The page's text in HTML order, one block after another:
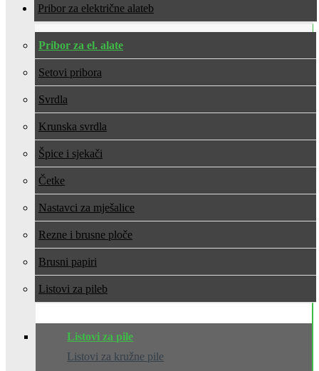
Pribor za električne alate
Pribor za el. alate
Setovi pribora
Svrdla
Krunska svrdla
Špice i sjekači
Četke
Nastavci za mješalice
Rezne i brusne ploče
Brusni papiri
Listovi za pile
Listovi za pile
Listovi za kružne pile